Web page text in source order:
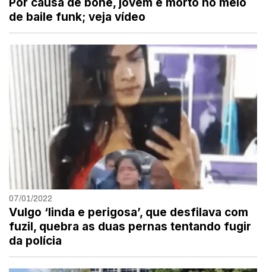
de baile funk; veja vídeo
07/01/2022
Vulgo ‘linda e perigosa’, que desfilava com
fuzil, quebra as duas pernas tentando fugir
da polícia